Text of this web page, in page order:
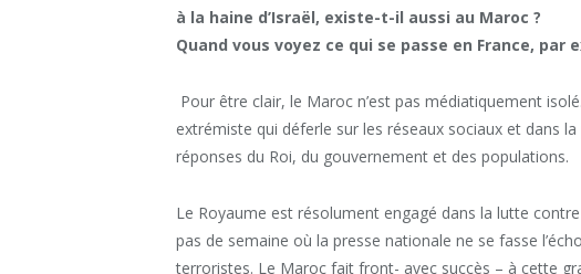
à la haine d’Israël, existe-t-il aussi au Maroc?
Quand vous voyez ce qui se passe en France,
Pour être clair, le Maroc n’est pas médiatiquement
extrémiste qui déferle sur les réseaux sociaux et dans
réponses du Roi, du gouvernement et des populations.
Le Royaume est résolument engagé dans la lutte
pas de semaine où la presse nationale ne se fasse
terroristes. Le Maroc fait front- avec succès – à cette